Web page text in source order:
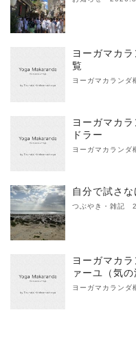
ヨーガマカ
覧
ヨーガマカラン
ヨーガマカ
ドラー
ヨーガマカラン
自分で試さ
つぶやき・雑記
ヨーガマカ
ァーユ（気の
ヨーガマカラン